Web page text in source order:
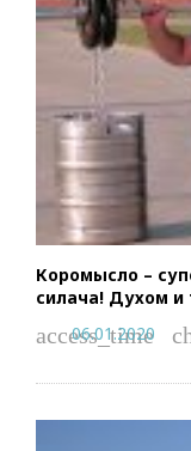
Коромысло –
силача! Духом и
access_time
06.01.2020